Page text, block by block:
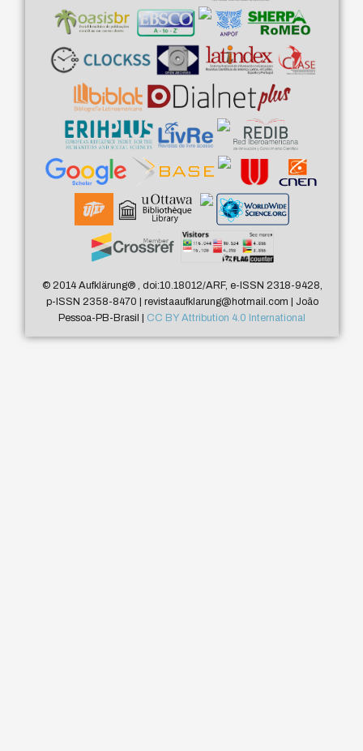
© 2014 Aufklärung®, doi:10.18012/ARF, e-ISSN 2318-9428,
p-ISSN 2358-8470 | revistaaufklarung@hotmail.com | João
Pessoa-PB-Brasil | CC BY Attribution 4.0 International